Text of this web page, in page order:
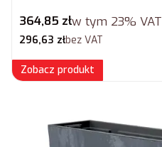
Cena brutto
364,85 złw tym 23% VAT
Cena netto
296,63 złbez VAT
Zobacz produkt